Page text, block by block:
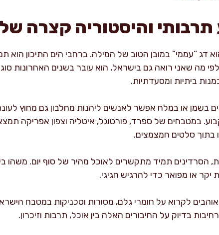
והיסטוריה קצרה
דג “עממי” במובן הטוב של המילה. ברחבי הים התיכון הוא
לפי מה שאני רואה גם בישראל, הוא עובר בשנים
ביתיות ומסעדתיות.
בשמן או במלח אפשר לאנשים ליהנות מחלבון גם מחוץ
במטבחים של ספרד, פורטוגל, איטליה וצפון אפריקה
בתוך סלטים חמצמצים.
הסרדינים תמיד מתקשרים לאוכל מהיר של סוף יום. משהו
יקר או מפואר כדי להרגיש חגיגי.
לקרוא על חומרי גלם, מסורות וטכניקות במטבח
בדיוק על החיבורים האלה בין אוכל, תרבות וזיכרון.